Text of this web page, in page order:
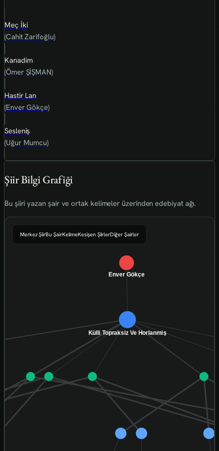
Meç İki
(Cahit Zarifoğlu)
Kanadim
(Ömer ŞİŞMAN)
Hastir Lan
(Enver Gökçe)
Sesleniş
(Uğur Mumcu)
Şiir Bilgi Grafiği
Bu şiiri yazan şair ve ortak kelimeler üzerinden edebiyat ağı.
Merkez ŞiirBu ŞairKelimeKesişen ŞiirlerDiğer Şairler